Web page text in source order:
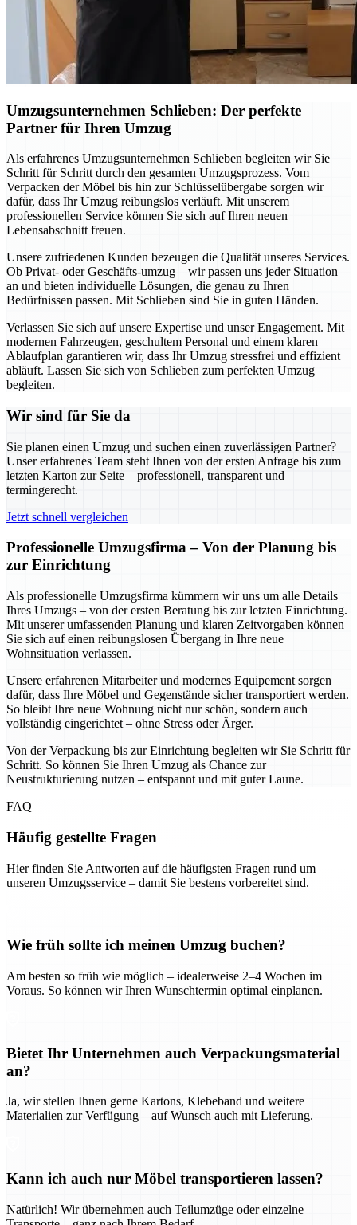
Umzugsunternehmen Schlieben: Der perfekte
Partner für Ihren Umzug
Als erfahrenes Umzugsunternehmen Schlieben begleiten wir Sie
Schritt für Schritt durch den gesamten Umzugsprozess. Vom
Verpacken der Möbel bis hin zur Schlüsselübergabe sorgen wir
dafür, dass Ihr Umzug reibungslos verläuft. Mit unserem
professionellen Service können Sie sich auf Ihren neuen
Lebensabschnitt freuen.
Unsere zufriedenen Kunden bezeugen die Qualität unseres Services.
Ob Privat- oder Geschäfts-umzug – wir passen uns jeder Situation
an und bieten individuelle Lösungen, die genau zu Ihren
Bedürfnissen passen. Mit Schlieben sind Sie in guten Händen.
Verlassen Sie sich auf unsere Expertise und unser Engagement. Mit
modernen Fahrzeugen, geschultem Personal und einem klaren
Ablaufplan garantieren wir, dass Ihr Umzug stressfrei und effizient
abläuft. Lassen Sie sich von Schlieben zum perfekten Umzug
begleiten.
Wir sind für Sie da
Sie planen einen Umzug und suchen einen zuverlässigen Partner?
Unser erfahrenes Team steht Ihnen von der ersten Anfrage bis zum
letzten Karton zur Seite – professionell, transparent und
termingerecht.
Jetzt schnell vergleichen
Professionelle Umzugsfirma – Von der Planung bis
zur Einrichtung
Als professionelle Umzugsfirma kümmern wir uns um alle Details
Ihres Umzugs – von der ersten Beratung bis zur letzten Einrichtung.
Mit unserer umfassenden Planung und klaren Zeitvorgaben können
Sie sich auf einen reibungslosen Übergang in Ihre neue
Wohnsituation verlassen.
Unsere erfahrenen Mitarbeiter und modernes Equipement sorgen
dafür, dass Ihre Möbel und Gegenstände sicher transportiert werden.
So bleibt Ihre neue Wohnung nicht nur schön, sondern auch
vollständig eingerichtet – ohne Stress oder Ärger.
Von der Verpackung bis zur Einrichtung begleiten wir Sie Schritt für
Schritt. So können Sie Ihren Umzug als Chance zur
Neustrukturierung nutzen – entspannt und mit guter Laune.
FAQ
Häufig gestellte Fragen
Hier finden Sie Antworten auf die häufigsten Fragen rund um
unseren Umzugsservice – damit Sie bestens vorbereitet sind.
Wie früh sollte ich meinen Umzug buchen?
Am besten so früh wie möglich – idealerweise 2–4 Wochen im
Voraus. So können wir Ihren Wunschtermin optimal einplanen.
Bietet Ihr Unternehmen auch Verpackungsmaterial
an?
Ja, wir stellen Ihnen gerne Kartons, Klebeband und weitere
Materialien zur Verfügung – auf Wunsch auch mit Lieferung.
Kann ich auch nur Möbel transportieren lassen?
Natürlich! Wir übernehmen auch Teilumzüge oder einzelne